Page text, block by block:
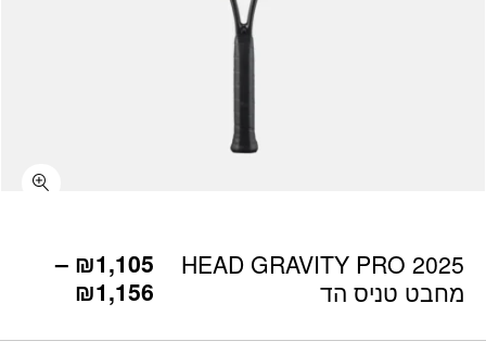
HEAD GRAVITY PRO 2025
מחבט טניס הד
₪1,105
–
₪1,156